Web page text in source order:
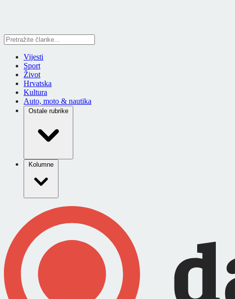
Vijesti
Sport
Život
Hrvatska
Kultura
Auto, moto & nautika
Ostale rubrike
Kolumne